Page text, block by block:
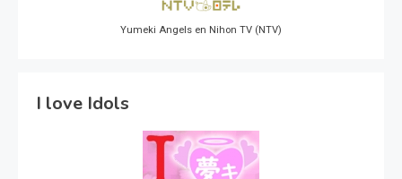
Yumeki Angels en Nihon TV (NTV)
I love Idols